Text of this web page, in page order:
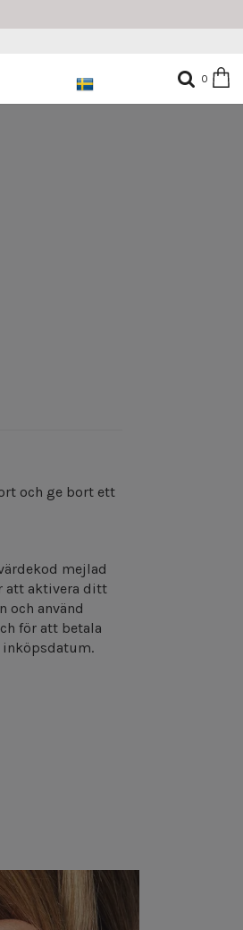
och ge bort ett
mejlad
att aktivera ditt
och använd
för att betala
inköpsdatum.
0